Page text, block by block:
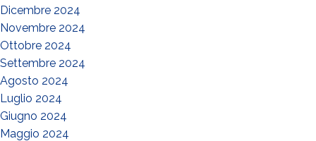
Dicembre 2024
Novembre 2024
Ottobre 2024
Settembre 2024
Agosto 2024
Luglio 2024
Giugno 2024
Maggio 2024